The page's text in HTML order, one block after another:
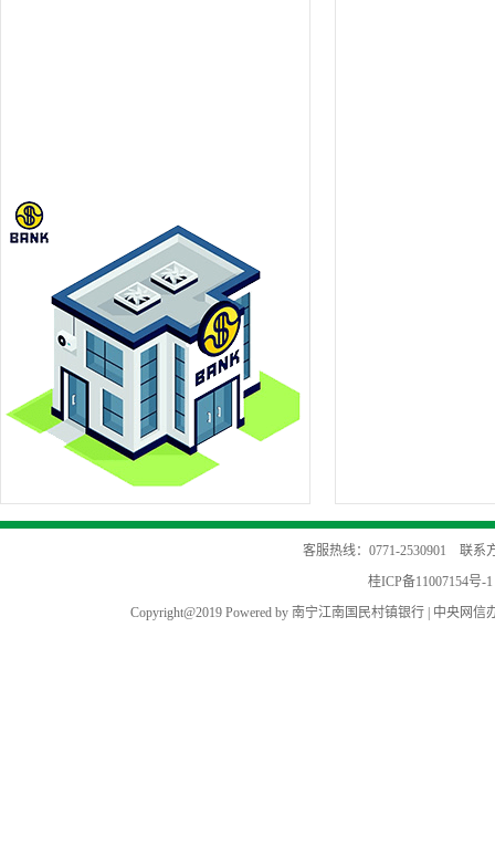
客服热线：0771-2530901 联系
桂ICP备11007154号-1
Copyright@2019 Powered by 南宁江南国民村镇银行 | 中央网信